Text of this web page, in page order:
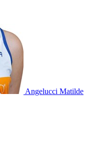
Angelucci Matilde